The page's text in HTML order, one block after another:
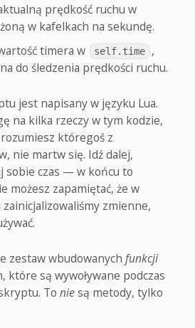
prędkość ruchu w
w kafelkach na sekundę.
timera w
self.time
,
do śledzenia prędkości ruchu.
jest napisany w języku Lua.
na kilka rzeczy w tym kodzie,
któregoś z
nie martw się. Idź dalej,
sobie czas — w końcu to
możesz zapamiętać, że w
zmienne,
zestaw wbudowanychfunkcji
które są wywoływane podczas
To niesą metody, tylko